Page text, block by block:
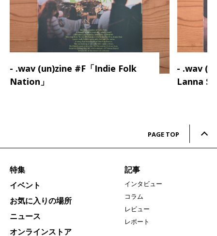
- .wav (un)zine #F「Indie Folk
Nation」
- .wav
Lanna
PAGE TOP
特集
イベント
お気に入りの場所
ニュース
オンラインストア
記事
インタビュー
コラム
レビュー
レポート